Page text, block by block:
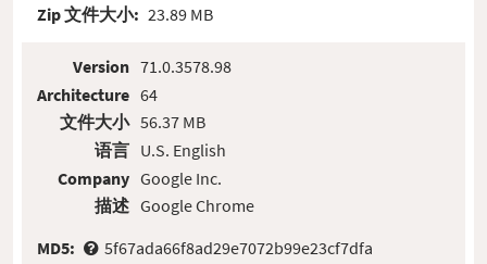
Zip 文件大小: 23.89 MB
Version
Architecture
文件大小
语言
Company
描述
71.0.3578.98
64
56.37 MB
U.S. English
Google Inc.
Google Chrome
MD5:
5f67ada66f8ad29e7072b99e23cf7dfa